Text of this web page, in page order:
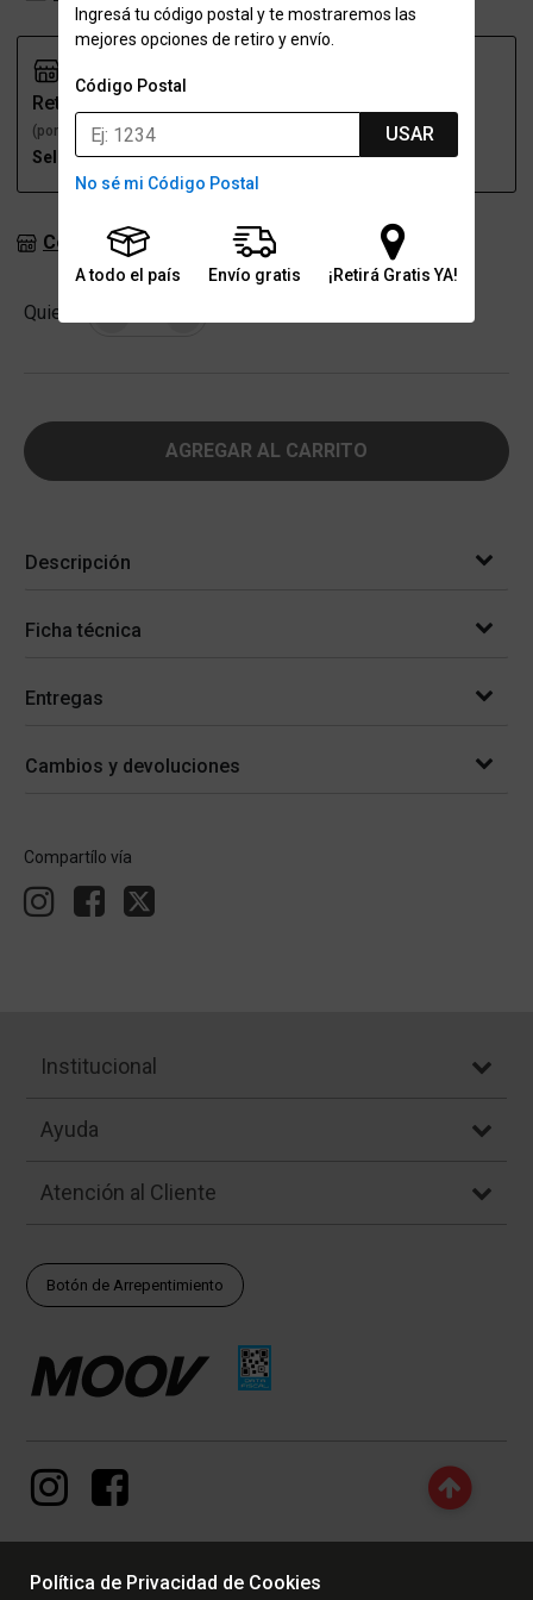
Ingresá tu código postal y te mostraremos las
mejores opciones de retiro y envío.
Código Postal
USAR
No sé mi Código Postal
A todo el país Envío gratis ¡Retirá Gratis YA!
Retiro
(por una sucursal)
Seleccioná talle Seleccioná talle
Consultar stock en sucursales
Quiero
AGREGAR AL CARRITO
Descripción
Ficha técnica
Entregas
Cambios y devoluciones
Compartílo vía
Institucional
Ayuda
Atención al Cliente
Botón de Arrepentimiento
Política de Privacidad de Cookies